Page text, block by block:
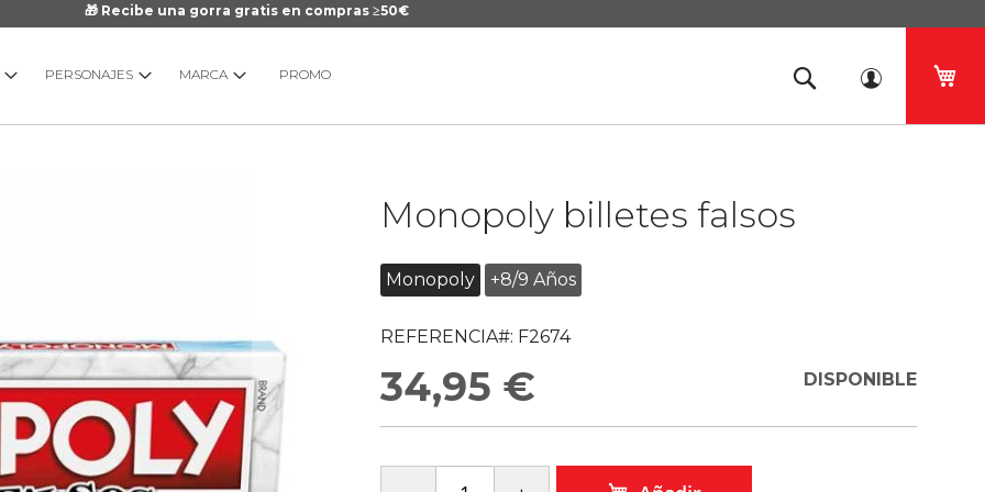
🎁 Recibe una gorra gratis en compras ≥50€
PERSONAJES MARCA PROMO
Monopoly billetes falsos
Monopoly +8/9 Años
REFERENCIA#: F2674
34,95 € DISPONIBLE
imágenes